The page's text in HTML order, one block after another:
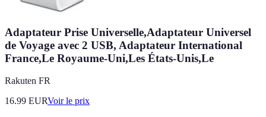
Adaptateur Prise Universelle,Adaptateur Universel
de Voyage avec 2 USB, Adaptateur International
France,Le Royaume-Uni,Les États-Unis,Le
Rakuten FR
16.99 EURVoir le prix